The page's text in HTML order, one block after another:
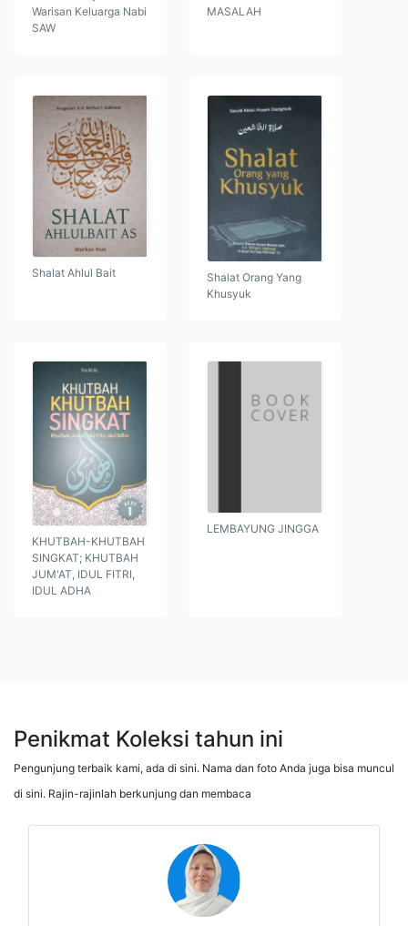
Warisan Keluarga Nabi
SAW
MASALAH
Shalat Ahlul Bait
Shalat Orang Yang
Khusyuk
KHUTBAH-KHUTBAH
SINGKAT; KHUTBAH
JUM'AT, IDUL FITRI,
IDUL ADHA
LEMBAYUNG JINGGA
Penikmat Koleksi tahun ini
Pengunjung terbaik kami, ada di sini. Nama dan foto Anda juga bisa muncul
di sini. Rajin-rajinlah berkunjung dan membaca